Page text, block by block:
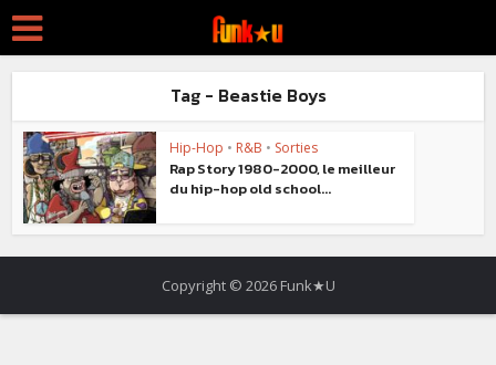
Tag - Beastie Boys
Hip-Hop • R&B • Sorties
Rap Story 1980-2000, le meilleur
du hip-hop old school...
Copyright © 2026 Funk★U